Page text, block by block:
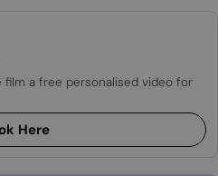
a free personalised video for
Here